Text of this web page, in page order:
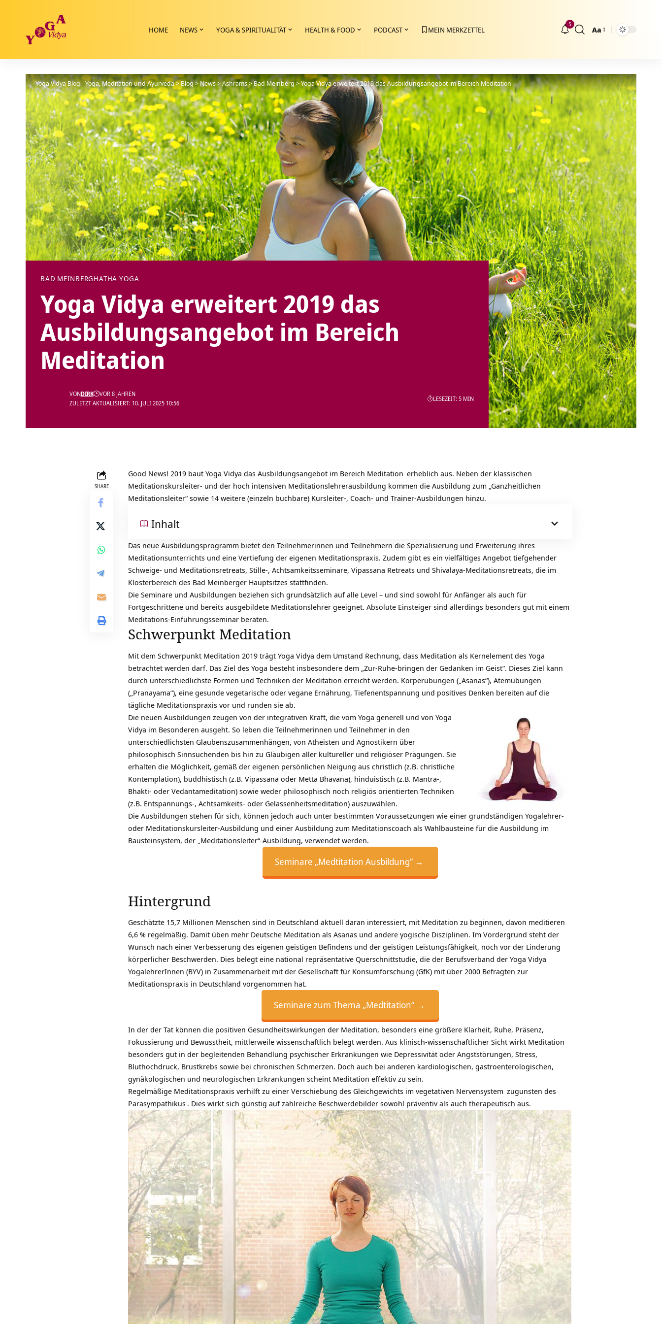
HOME NEWS YOGA & SPIRITUALITÄT HEALTH & FOOD PODCAST MEIN MERKZETTEL
5
Größenänderung
Aa
Yoga Vidya Blog - Yoga, Meditation und Ayurveda>Blog>News>Ashrams>Bad Meinberg>Yoga Vidya erweitert 2019 das Ausbildungsangebot im Bereich Meditation
BAD MEINBERGHATHA YOGA
Yoga Vidya erweitert 2019 das
Ausbildungsangebot im Bereich
Meditation
ZULETZT AKTUALISIERT: 10. JULI 2025 10:56
VONDIRK VOR 8 JAHREN
LESEZEIT: 5 MIN
SHARE
Good News! 2019 baut Yoga Vidya das Ausbildungsangebot im Bereich Meditation erheblich aus. Neben der klassischen
Meditationskursleiter- und der hoch intensiven Meditationslehrerausbildung kommen die Ausbildung zum „Ganzheitlichen
Meditations­leiter“ sowie 14 weitere (einzeln buchbare) Kursleiter-, Coach- und Trainer-Ausbildungen hinzu.
Inhalt
Das neue Ausbildungsprogramm bietet den Teilnehmerinnen und Teilnehmern die Spezialisierung und Erweiterung ihres
Meditationsunterrichts und eine Vertiefung der eigenen Meditationspraxis. Zudem gibt es ein vielfältiges Angebot tiefgehender
Schweige- und Meditationsretreats, Stille-, Achtsamkeitsseminare, Vipassana Retreats und Shivalaya-Meditationsretreats, die im
Klosterbereich des Bad Meinberger Hauptsitzes stattfinden.
Die Seminare und Ausbildungen beziehen sich grundsätzlich auf alle Level – und sind sowohl für Anfänger als auch für
Fortgeschrittene und bereits ausgebildete Meditationslehrer geeignet. Absolute Einsteiger sind allerdings besonders gut mit einem
Meditations-Einführungsseminar beraten.
Schwerpunkt Meditation
Mit dem Schwerpunkt Meditation 2019 trägt Yoga Vidya dem Umstand Rechnung, dass Meditation als Kernelement des Yoga
betrachtet werden darf. Das Ziel des Yoga besteht insbesondere dem „Zur-Ruhe-bringen der Gedanken im Geist“. Die­ses Ziel kann
durch unterschiedlichste Formen und Techniken der Meditation erreicht werden. Körperübungen („Asanas“), Atemübungen
(„Pranayama“), eine gesunde vegetarische oder vegane Ernährung, Tiefen­entspannung und positives Denken bereiten auf die
tägliche Meditationspraxis vor und runden sie ab.
Die neuen Ausbildungen zeugen von der integrativen Kraft, die vom Yoga generell und von Yoga
Vidya im Besonderen ausgeht. So leben die Teilnehmerinnen und Teilnehmer in den
unterschiedlichsten Glaubenszusammenhängen, von Atheisten und Agnostikern über
philosophisch Sinnsuchenden bis hin zu Gläubigen aller kultureller und religiöser Prägungen. Sie
erhalten die Möglichkeit, gemäß der eigenen persönlichen Neigung aus christlich (z.B. christliche
Kontemplation), buddhistisch (z.B. Vipassana oder Metta Bhavana), hinduistisch (z.B. Mantra-,
Bhakti- oder Vedantameditation) sowie weder philosophisch noch religiös orientierten Techniken
(z.B. Entspannungs-, Achtsamkeits- oder Gelassenheitsmeditation) auszuwählen.
Die Ausbildungen stehen für sich, können jedoch auch unter bestimmten Voraussetzungen wie einer grundständigen Yogalehrer-
oder Meditationskursleiter-Ausbildung und einer Ausbildung zum Meditationscoach als Wahlbausteine für die Ausbildung im
Bausteinsystem, der „Meditationsleiter“-Ausbildung, verwendet werden.
Seminare „Medtitation Ausbildung“ →
Hintergrund
Geschätzte 15,7 Millionen Menschen sind in Deutschland aktuell daran interessiert, mit Meditation zu beginnen, davon meditieren
6,6 % regelmäßig. Damit üben mehr Deutsche Meditation als Asanas und andere yogische Disziplinen. Im Vordergrund steht der
Wunsch nach einer Verbesserung des eigenen geistigen Befindens und der geistigen Leistungsfähigkeit, noch vor der Linderung
körperlicher Beschwerden. Dies belegt eine national repräsentative Querschnittstudie, die der Berufsverband der Yoga Vidya
YogalehrerInnen (BYV) in Zusammenarbeit mit der Gesellschaft für Konsumforschung (GfK) mit über 2000 Befragten zur
Meditationspraxis in Deutschland vorgenommen hat.
Seminare zum Thema „Medtitation“ →
In der der Tat können die positiven Gesundheitswirkungen der Meditation, besonders eine größere Klarheit, Ruhe, Präsenz,
Fokussierung und Bewusstheit, mittlerweile wissenschaftlich belegt werden. Aus klinisch-wissenschaftlicher Sicht wirkt Meditation
besonders gut in der begleitenden Behandlung psychischer Erkrankungen wie Depressivität oder Angststörungen, Stress,
Bluthochdruck, Brustkrebs sowie bei chronischen Schmerzen. Doch auch bei anderen kardiologischen, gastroenterologischen,
gynäkologischen und neurologischen Erkrankungen scheint Meditation effektiv zu sein.
Regelmäßige Meditationspraxis verhilft zu einer Verschiebung des Gleichgewichts im vegetativen Nervensystem zugunsten des
Parasympathikus . Dies wirkt sich günstig auf zahlreiche Beschwerdebilder sowohl präventiv als auch therapeutisch aus.